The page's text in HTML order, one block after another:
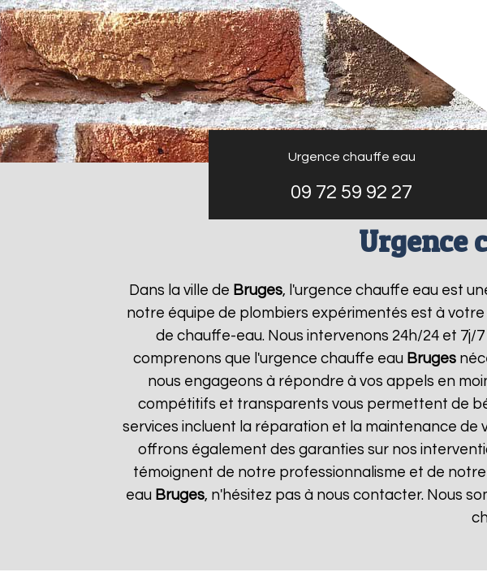
Urgence chauffe eau
09 72 59 92 27
Urgence
Dans la ville de Bruges, l'urgence chauffe eau est
notre équipe de plombiers expérimentés est à
de chauffe-eau. Nous intervenons 24h/24 et
comprenons que l'urgence chauffe eau Bruges
nous engageons à répondre à vos appels en
compétitifs et transparents vous permettent de
services incluent la réparation et la maintenance de
offrons également des garanties sur nos
témoignent de notre professionnalisme et de
eau Bruges, n'hésitez pas à nous contacter. Nous